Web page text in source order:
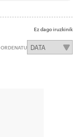
Ez dago iruzkinik
ORDENATU